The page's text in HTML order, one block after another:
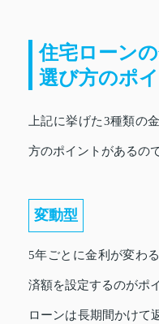
住宅ローン
選び方のポ
上記に挙げた3種類の
方のポイントがあるの
変動型
5年ごとに金利が変わ
済額を設定するのがポ
ローンは長期間かけて